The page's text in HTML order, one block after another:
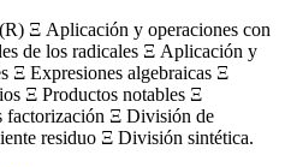
Ξ Aplicación y operaciones con
de los radicales Ξ Aplicación y
Ξ Expresiones algebraicas Ξ
Ξ Productos notables Ξ
factorización Ξ División de
residuo Ξ División sintética.